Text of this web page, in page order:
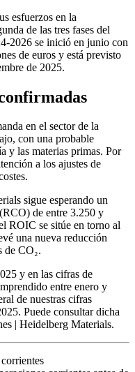
esfuerzos en la
de las tres fases del
2026 se inició en junio con
de euros y está previsto
de 2025.
en el sector de la
con una probable
y las materias primas. Por
a los ajustes de
sigue esperando un
de entre 3.250 y
ROIC se sitúe en torno al
una nueva reducción
de CO₂.
y en las cifras de
entre enero y
de nuestras cifras
Puede consultar dicha
| Heidelberg Materials.